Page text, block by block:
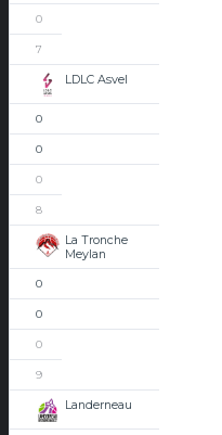
0
7
LDLC Asvel
0
0
0
8
La Tronche
Meylan
0
0
0
9
Landerneau